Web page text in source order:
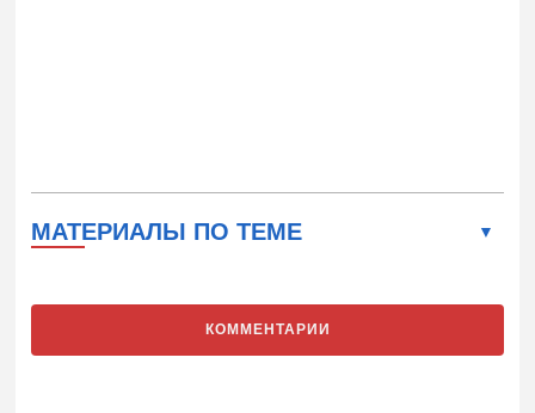
МАТЕРИАЛЫ ПО ТЕМЕ
КОММЕНТАРИИ